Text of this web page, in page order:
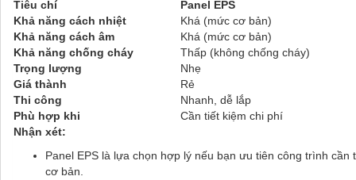
Tiêu chí
Panel EPS
Khả năng cách nhiệt
Khá (mức cơ bản)
Khả năng cách âm
Khá (mức cơ bản)
Khả năng chống cháy
Thấp (không chống cháy)
Trọng lượng
Nhẹ
Giá thành
Rẻ
Thi công
Nhanh, dễ lắp
Phù hợp khi
Cần tiết kiệm chi phí
Nhận xét:
Panel EPS là lựa chọn hợp lý nếu bạn ưu tiên công trình
cơ bản.